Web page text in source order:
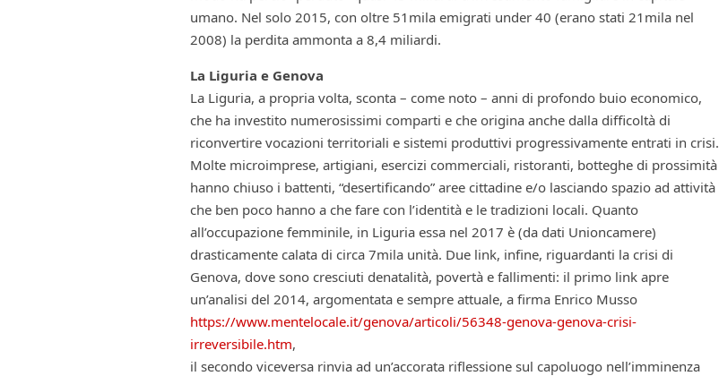
umano. Nel solo 2015, con oltre 51mila emigrati under 40 (erano stati 21mila nel
2008) la perdita ammonta a 8,4 miliardi.
La Liguria e Genova
La Liguria, a propria volta, sconta – come noto – anni di profondo buio economico,
che ha investito numerosissimi comparti e che origina anche dalla difficoltà di
riconvertire vocazioni territoriali e sistemi produttivi progressivamente entrati in crisi.
Molte microimprese, artigiani, esercizi commerciali, ristoranti, botteghe di prossimità
hanno chiuso i battenti, “desertificando” aree cittadine e/o lasciando spazio ad attività
che ben poco hanno a che fare con l’identità e le tradizioni locali. Quanto
all’occupazione femminile, in Liguria essa nel 2017 è (da dati Unioncamere)
drasticamente calata di circa 7mila unità. Due link, infine, riguardanti la crisi di
Genova, dove sono cresciuti denatalità, povertà e fallimenti: il primo link apre
un’analisi del 2014, argomentata e sempre attuale, a firma Enrico Musso
https://www.mentelocale.it/genova/articoli/56348-genova-genova-crisi-
irreversibile.htm,
il secondo viceversa rinvia ad un’accorata riflessione sul capoluogo nell’imminenza